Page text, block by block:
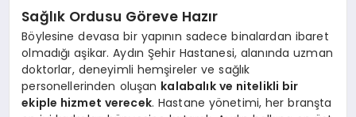
Sağlık Ordusu Göreve Hazır
Böylesine devasa bir yapının sadece binalardan ibaret
olmadığı aşikar. Aydın Şehir Hastanesi, alanında uzman
doktorlar, deneyimli hemşireler ve sağlık
personellerinden oluşan kalabalık ve nitelikli bir
ekiple hizmet verecek. Hastane yönetimi, her branşta